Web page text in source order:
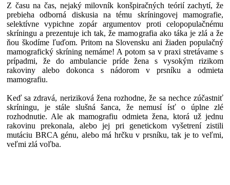
Z času na čas, nejaký milovník konšpiračných teórií zachytí, že
prebieha odborná diskusia na tému skríningovej mamografie,
selektívne vypichne zopár argumentov proti celopopulačnému
skríningu a prezentuje ich tak, že mamografia ako táka je zlá a že
ňou škodíme ľuďom. Pritom na Slovensku ani žiaden populačný
mamografický skríning nemáme! A potom sa v praxi stretávame s
prípadmi, že do ambulancie príde žena s vysokým rizikom
rakoviny alebo dokonca s nádorom v prsníku a odmieta
mamografiu.
Keď sa zdravá, neriziková žena rozhodne, že sa nechce zúčastniť
skríningu, je stále slušná šanca, že nemusí ísť o úplne zlé
rozhodnutie. Ale ak mamografiu odmieta žena, ktorá už jednu
rakovinu prekonala, alebo jej pri genetickom vyšetrení zistili
mutáciu BRCA génu, alebo má hrčku v prsníku, tak je to veľmi,
veľmi zlá voľba.